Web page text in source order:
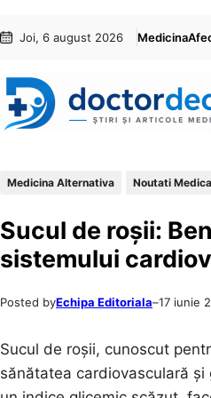
conținut
content
Joi, 6 august 2026 Medicina
Medicina Alternativa Noutati
Sucul de roșii:
sistemului
Posted byEchipa Editoriala–17 iunie
Sucul de roșii, cunoscut
sănătatea cardiovasculară